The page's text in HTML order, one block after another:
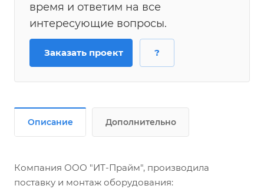
время и ответим на все
интересующие вопросы.
Заказать проект ?
Описание Дополнительно
Компания ООО "ИТ-Прайм", производила
поставку и монтаж оборудования: